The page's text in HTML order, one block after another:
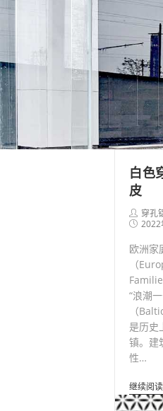
白色
皮
Post
author:
穿孔
Post2022
欧洲家
（
“浪潮
（
是历史
镇。建
性…
继续阅读